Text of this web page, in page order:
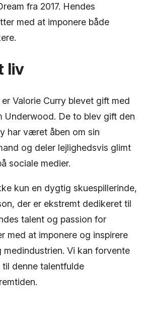
fra 2017. Hendes
med at imponere både
liv
Valorie Curry blevet gift med
Underwood. De to blev gift den
har været åben om sin
og deler lejlighedsvis glimt
sociale medier.
kun en dygtig skuespillerinde,
der er ekstremt dedikeret til
talent og passion for
med at imponere og inspirere
medindustrien. Vi kan forvente
denne talentfulde